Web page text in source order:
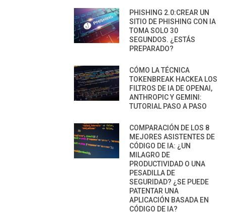
PHISHING 2.0:CREAR UN
SITIO DE PHISHING CON IA
TOMA SOLO 30
SEGUNDOS. ¿ESTÁS
PREPARADO?
CÓMO LA TÉCNICA
TOKENBREAK HACKEA LOS
FILTROS DE IA DE OPENAI,
ANTHROPIC Y GEMINI:
TUTORIAL PASO A PASO
COMPARACIÓN DE LOS 8
MEJORES ASISTENTES DE
CÓDIGO DE IA: ¿UN
MILAGRO DE
PRODUCTIVIDAD O UNA
PESADILLA DE
SEGURIDAD? ¿SE PUEDE
PATENTAR UNA
APLICACIÓN BASADA EN
CÓDIGO DE IA?